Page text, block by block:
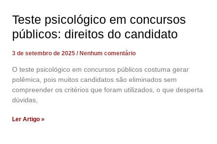
Teste psicológico em concursos
públicos: direitos do candidato
3 de setembro de 2025 Nenhum comentário
O teste psicológico em concursos públicos costuma gerar
polêmica, pois muitos candidatos são eliminados sem
compreender os critérios que foram utilizados, o que desperta
dúvidas,
Ler Artigo »